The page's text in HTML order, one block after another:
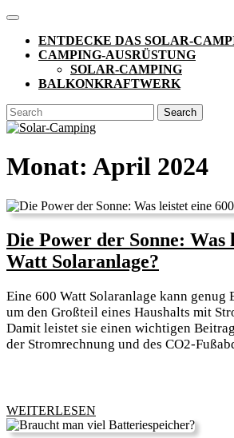
Skip
content
Open
ButtonENTDECKE DAS SOLAR-
CAMPING-AUSRÜSTUNG
SOLAR-CAMPING
BALKONKRAFTWERK
CLOSE
BUTTON
Search
for:
Monat: April 2024
Die Power der Sonne: Was
Watt Solaranlage?
der
Sonne:
Was
Watt
Eine 600 Watt Solaranlage kann genug
um den Großteil eines Haushalts mit
Damit leistet sie einen wichtigen
der Stromrechnung und des CO2-
WEITERLESEN